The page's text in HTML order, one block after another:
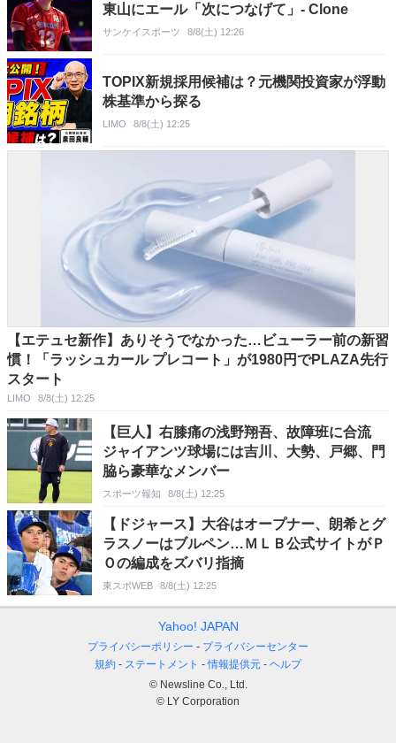
東山にエール「次につなげて」- Clone
サンケイスポーツ 8/8(土) 12:26
TOPIX新規採用候補は？元機関投資家が浮動
株基準から探る
LIMO 8/8(土) 12:25
【エテュセ新作】ありそうでなかった…ビューラー前の新習
慣！「ラッシュカール プレコート」が1980円でPLAZA先行
スタート
LIMO 8/8(土) 12:25
【巨人】右膝痛の浅野翔吾、故障班に合流
ジャイアンツ球場には吉川、大勢、戸郷、門
脇ら豪華なメンバー
スポーツ報知 8/8(土) 12:25
【ドジャース】大谷はオープナー、朗希とグ
ラスノーはブルペン…ＭＬＢ公式サイトがＰ
Ｏの編成をズバリ指摘
東スポWEB 8/8(土) 12:25
Yahoo! JAPAN
プライバシーポリシー
プライバシーセンター
規約
ステートメント 情報提供元
ヘルプ
© Newsline Co., Ltd.
© LY Corporation